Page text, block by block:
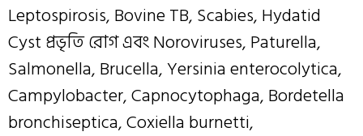
Leptospirosis, Bovine TB, Scabies, Hydatid
Cyst প্রভৃতি রোগ এবং Noroviruses, Paturella,
Salmonella, Brucella, Yersinia enterocolytica,
Campylobacter, Capnocytophaga, Bordetella
bronchiseptica, Coxiella burnetti,